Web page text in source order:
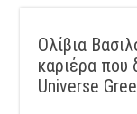
Ολίβια
καριέρα που
Universe